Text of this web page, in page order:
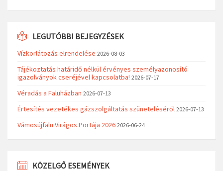
LEGUTÓBBI BEJEGYZÉSEK
Vízkorlátozás elrendelése 2026-08-03
Tájékoztatás határidő nélkül érvényes személyazonosító
igazolványok cseréjével kapcsolatba! 2026-07-17
Véradás a Faluházban 2026-07-13
Értesítés vezetékes gázszolgáltatás szüneteléséről 2026-07-13
Vámosújfalu Virágos Portája 2026 2026-06-24
KÖZELGŐ ESEMÉNYEK